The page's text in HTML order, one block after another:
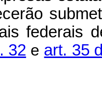
federais
32 e art. 35